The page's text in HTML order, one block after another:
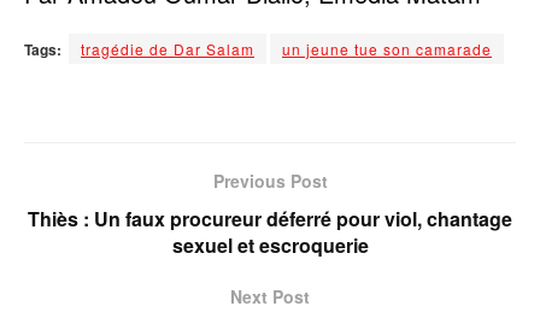
Tags: tragédie de Dar Salam un jeune tue son camarade
Previous Post
Thiès : Un faux procureur déferré pour viol, chantage
sexuel et escroquerie
Next Post